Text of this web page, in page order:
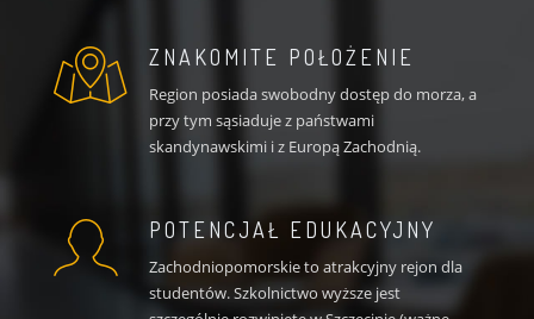
ZNAKOMITE POŁOŻENIE
Region posiada swobodny dostęp do morza, a
przy tym sąsiaduje z państwami
skandynawskimi i z Europą Zachodnią.
POTENCJAŁ EDUKACYJNY
Zachodniopomorskie to atrakcyjny rejon dla
studentów. Szkolnictwo wyższe jest